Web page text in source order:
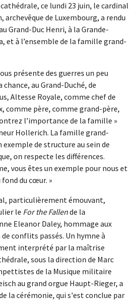
ce lundi 23 juin, le cardinal
archevêque de Luxembourg, a rendu
Grand-Duc Henri, à la Grande-
et à l’ensemble de la famille grand-
présente des guerres un peu
au Grand-Duché, de
Altesse Royale, comme chef de
comme père, comme grand-père,
l’importance de la famille »
Hollerich. La famille grand-
exemple de structure au sein de
on respecte les différences.
vous êtes un exemple pour nous et
fond du cœur. »
particulièrement émouvant,
le For the Fallende la
Eleanor Daley, hommage aux
conflits passés. Un hymne à
interprété par la maîtrise
sous la direction de Marc
de la Musique militaire
au grand orgue Haupt-Rieger, a
la cérémonie, qui s'est conclue par